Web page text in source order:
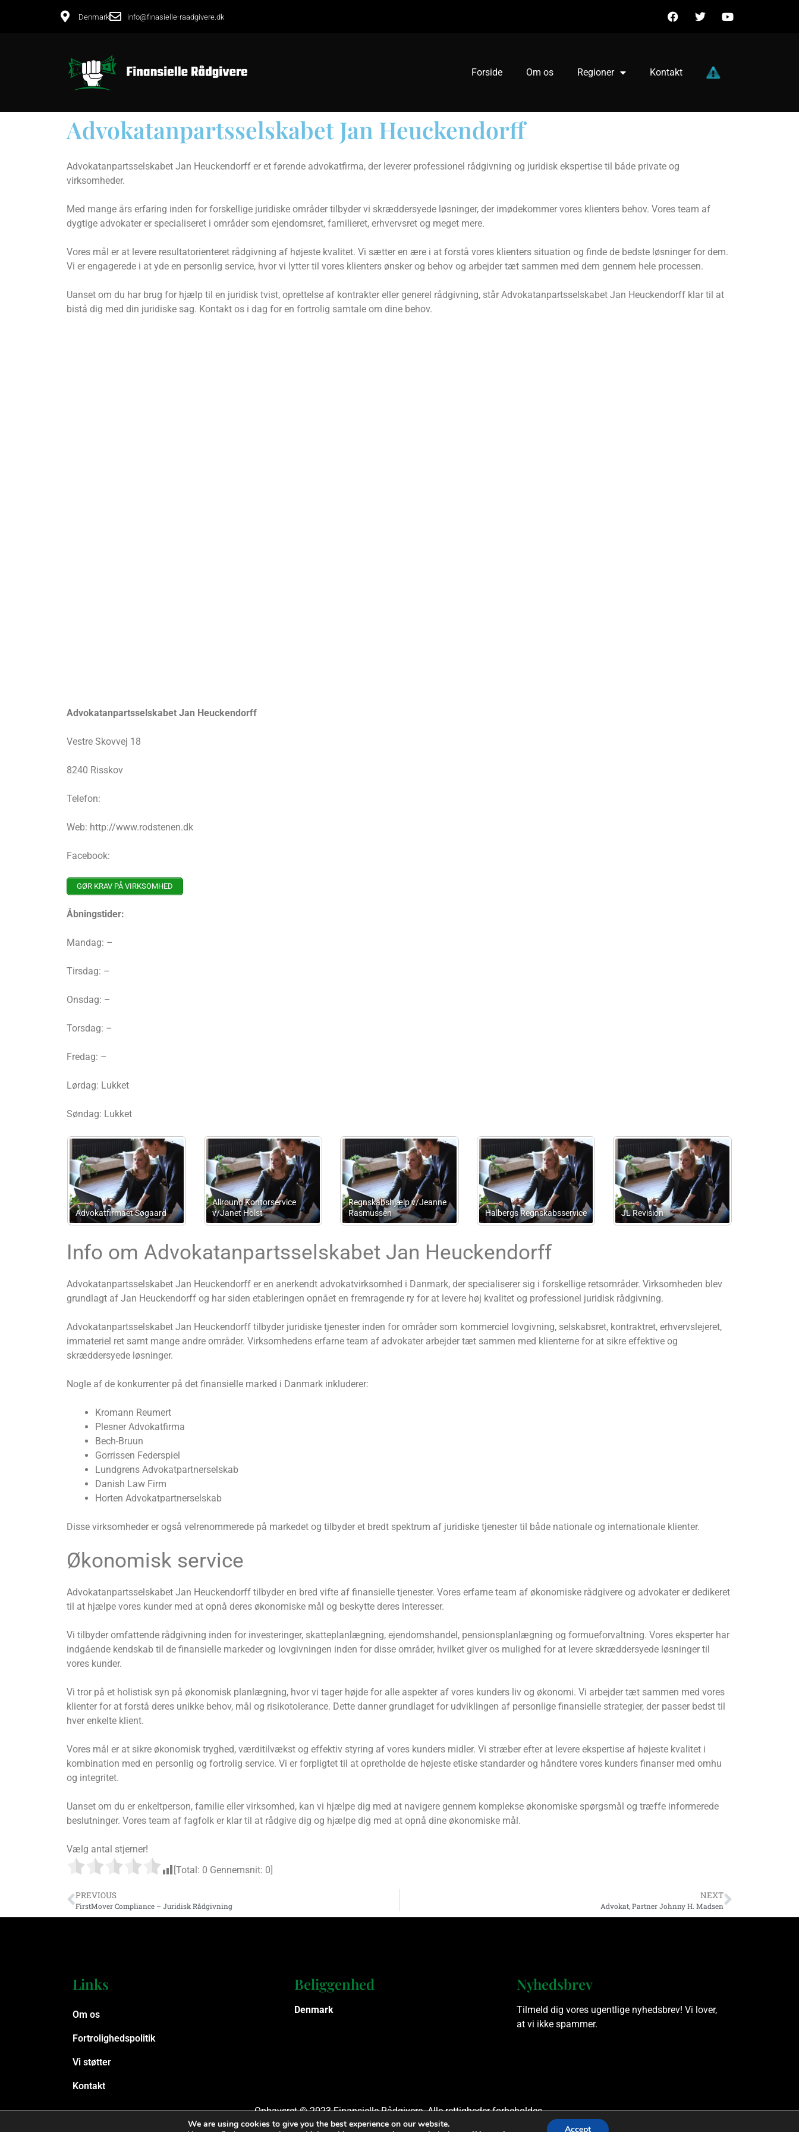
Denmark info@finasielle-raadgivere.dk
Forside Om os Regioner Kontakt
Advokatanpartsselskabet Jan Heuckendorff
Advokatanpartsselskabet Jan Heuckendorff er et førende advokatfirma, der leverer professionel rådgivning og juridisk ekspertise til både private og
virksomheder.
Med mange års erfaring inden for forskellige juridiske områder tilbyder vi skræddersyede løsninger, der imødekommer vores klienters behov. Vores team af
dygtige advokater er specialiseret i områder som ejendomsret, familieret, erhvervsret og meget mere.
Vores mål er at levere resultatorienteret rådgivning af højeste kvalitet. Vi sætter en ære i at forstå vores klienters situation og finde de bedste løsninger for dem.
Vi er engagerede i at yde en personlig service, hvor vi lytter til vores klienters ønsker og behov og arbejder tæt sammen med dem gennem hele processen.
Uanset om du har brug for hjælp til en juridisk tvist, oprettelse af kontrakter eller generel rådgivning, står Advokatanpartsselskabet Jan Heuckendorff klar til at
bistå dig med din juridiske sag. Kontakt os i dag for en fortrolig samtale om dine behov.
Advokatanpartsselskabet Jan Heuckendorff
Vestre Skovvej 18
8240 Risskov
Telefon:
Web: http://www.rodstenen.dk
Facebook:
GØR KRAV PÅ VIRKSOMHED
Åbningstider:
Mandag: –
Tirsdag: –
Onsdag: –
Torsdag: –
Fredag: –
Lørdag: Lukket
Søndag: Lukket
Halbergs Regnskabsservice
JL Revision ADVODAN Sekretariat
Advokatfirmaet Fisch-
Thomsen
Pha Revision Registreret
Revisionsvirksomhed
Advokaterne
Info om Advokatanpartsselskabet Jan Heuckendorff
Advokatanpartsselskabet Jan Heuckendorff er en anerkendt advokatvirksomhed i Danmark, der specialiserer sig i forskellige retsområder. Virksomheden blev
grundlagt af Jan Heuckendorff og har siden etableringen opnået en fremragende ry for at levere høj kvalitet og professionel juridisk rådgivning.
Advokatanpartsselskabet Jan Heuckendorff tilbyder juridiske tjenester inden for områder som kommerciel lovgivning, selskabsret, kontraktret, erhvervslejeret,
immateriel ret samt mange andre områder. Virksomhedens erfarne team af advokater arbejder tæt sammen med klienterne for at sikre effektive og
skræddersyede løsninger.
Nogle af de konkurrenter på det finansielle marked i Danmark inkluderer:
Kromann Reumert
Plesner Advokatfirma
Bech-Bruun
Gorrissen Federspiel
Lundgrens Advokatpartnerselskab
Danish Law Firm
Horten Advokatpartnerselskab
Disse virksomheder er også velrenommerede på markedet og tilbyder et bredt spektrum af juridiske tjenester til både nationale og internationale klienter.
Økonomisk service
Advokatanpartsselskabet Jan Heuckendorff tilbyder en bred vifte af finansielle tjenester. Vores erfarne team af økonomiske rådgivere og advokater er dedikeret
til at hjælpe vores kunder med at opnå deres økonomiske mål og beskytte deres interesser.
Vi tilbyder omfattende rådgivning inden for investeringer, skatteplanlægning, ejendomshandel, pensionsplanlægning og formueforvaltning. Vores eksperter har
indgående kendskab til de finansielle markeder og lovgivningen inden for disse områder, hvilket giver os mulighed for at levere skræddersyede løsninger til
vores kunder.
Vi tror på et holistisk syn på økonomisk planlægning, hvor vi tager højde for alle aspekter af vores kunders liv og økonomi. Vi arbejder tæt sammen med vores
klienter for at forstå deres unikke behov, mål og risikotolerance. Dette danner grundlaget for udviklingen af ​​personlige finansielle strategier, der passer bedst til
hver enkelte klient.
Vores mål er at sikre økonomisk tryghed, værditilvækst og effektiv styring af vores kunders midler. Vi stræber efter at levere ekspertise af højeste kvalitet i
kombination med en personlig og fortrolig service. Vi er forpligtet til at opretholde de højeste etiske standarder og håndtere vores kunders finanser med omhu
og integritet.
Uanset om du er enkeltperson, familie eller virksomhed, kan vi hjælpe dig med at navigere gennem komplekse økonomiske spørgsmål og træffe informerede
beslutninger. Vores team af fagfolk er klar til at rådgive dig og hjælpe dig med at opnå dine økonomiske mål.
Vælg antal stjerner!
[Total: 0 Gennemsnit: 0]
PREVIOUS
FirstMover Compliance – Juridisk Rådgivning
NEXT
Advokat, Partner Johnny H. Madsen
Links
Om os
Fortrolighedspolitik
Vi støtter
Kontakt
Beliggenhed
Denmark
Nyhedsbrev
Tilmeld dig vores ugentlige nyhedsbrev! Vi lover,
at vi ikke spammer.
Ophavsret © 2023 Finansielle Rådgivere. Alle rettigheder forbeholdes.
We are using cookies to give you the best experience on our website.
Accept